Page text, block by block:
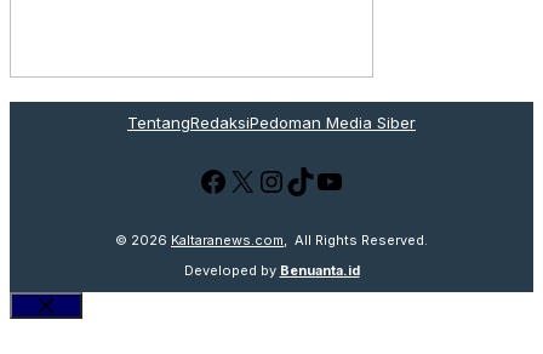
TentangRedaksiPedoman Media Siber
Facebook
X Instagram
TikTok
YouTube
© 2026 Kaltaranews.com , All Rights Reserved.
Developed by Benuanta.id
Close